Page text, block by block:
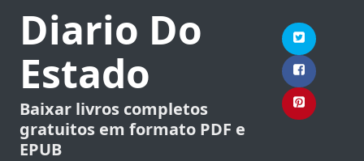
Diario Do
Estado
Baixar livros completos
gratuitos em formato PDF e
EPUB